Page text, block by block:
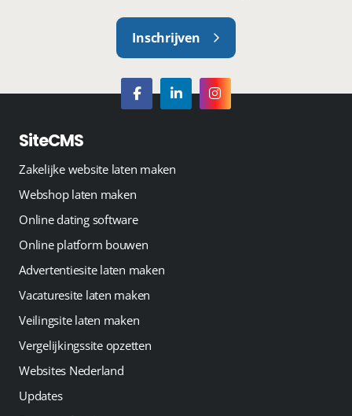
Inschrijven
SiteCMS
Zakelijke website laten maken
Webshop laten maken
Online dating software
Online platform bouwen
Advertentiesite laten maken
Vacaturesite laten maken
Veilingsite laten maken
Vergelijkingssite opzetten
Websites Nederland
Updates